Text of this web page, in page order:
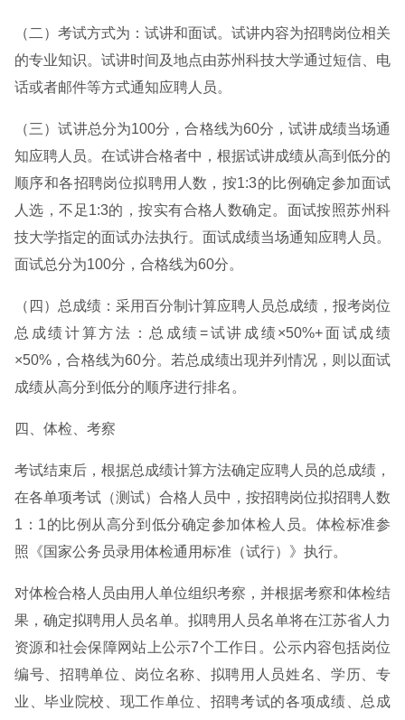
（二）考试方式为：试讲和面试。试讲内容为招聘岗位相关
的专业知识。试讲时间及地点由苏州科技大学通过短信、电
话或者邮件等方式通知应聘人员。
（三）试讲总分为100分，合格线为60分，试讲成绩当场通
知应聘人员。在试讲合格者中，根据试讲成绩从高到低分的
顺序和各招聘岗位拟聘用人数，按1:3的比例确定参加面试
人选，不足1:3的，按实有合格人数确定。面试按照苏州科
技大学指定的面试办法执行。面试成绩当场通知应聘人员。
面试总分为100分，合格线为60分。
（四）总成绩：采用百分制计算应聘人员总成绩，报考岗位
总成绩计算方法：总成绩=试讲成绩×50%+面试成绩
×50%，合格线为60分。若总成绩出现并列情况，则以面试
成绩从高分到低分的顺序进行排名。
四、体检、考察
考试结束后，根据总成绩计算方法确定应聘人员的总成绩，
在各单项考试（测试）合格人员中，按招聘岗位拟招聘人数
1：1的比例从高分到低分确定参加体检人员。体检标准参
照《国家公务员录用体检通用标准（试行）》执行。
对体检合格人员由用人单位组织考察，并根据考察和体检结
果，确定拟聘用人员名单。拟聘用人员名单将在江苏省人力
资源和社会保障网站上公示7个工作日。公示内容包括岗位
编号、招聘单位、岗位名称、拟聘用人员姓名、学历、专
业、毕业院校、现工作单位、招聘考试的各项成绩、总成